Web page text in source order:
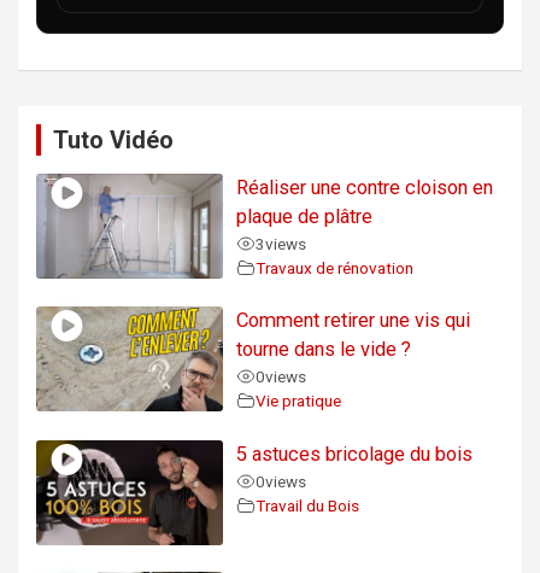
Tuto Vidéo
Réaliser une contre cloison en
plaque de plâtre
3views
Travaux de rénovation
Comment retirer une vis qui
tourne dans le vide ?
0views
Vie pratique
5 astuces bricolage du bois
0views
Travail du Bois